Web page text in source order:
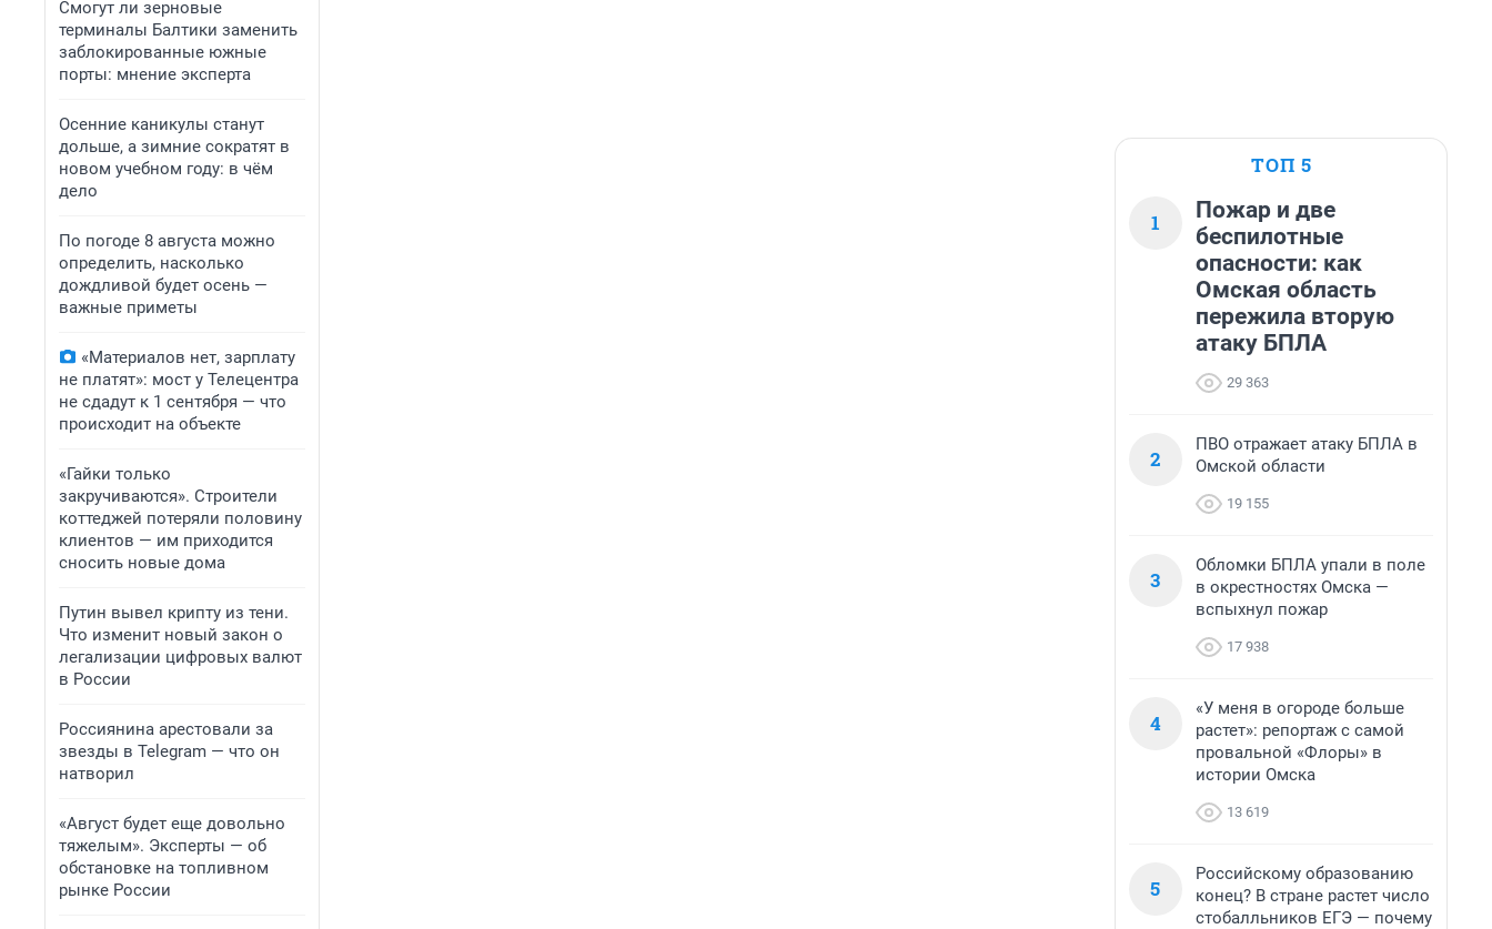
Смогут ли зерновые
терминалы Балтики заменить
заблокированные южные
порты: мнение эксперта
Осенние каникулы станут
дольше, а зимние сократят в
новом учебном году: в чём
дело
По погоде 8 августа можно
определить, насколько
дождливой будет осень —
важные приметы
«Материалов нет, зарплату
не платят»: мост у Телецентра
не сдадут к 1 сентября — что
происходит на объекте
«Гайки только
закручиваются». Строители
коттеджей потеряли половину
клиентов — им приходится
сносить новые дома
Путин вывел крипту из тени.
Что изменит новый закон о
легализации цифровых валют
в России
Россиянина арестовали за
звезды в Telegram — что он
натворил
«Август будет еще довольно
тяжелым». Эксперты — об
обстановке на топливном
рынке России
ТОП 5
1
Пожар и две
беспилотные
опасности: как
Омская область
пережила вторую
атаку БПЛА
29 363
2
ПВО отражает атаку БПЛА в
Омской области
19 155
3
Обломки БПЛА упали в поле
в окрестностях Омска —
вспыхнул пожар
17 938
4
«У меня в огороде больше
растет»: репортаж с самой
провальной «Флоры» в
истории Омска
13 619
5
Российскому образованию
конец? В стране растет число
стобалльников ЕГЭ — почему